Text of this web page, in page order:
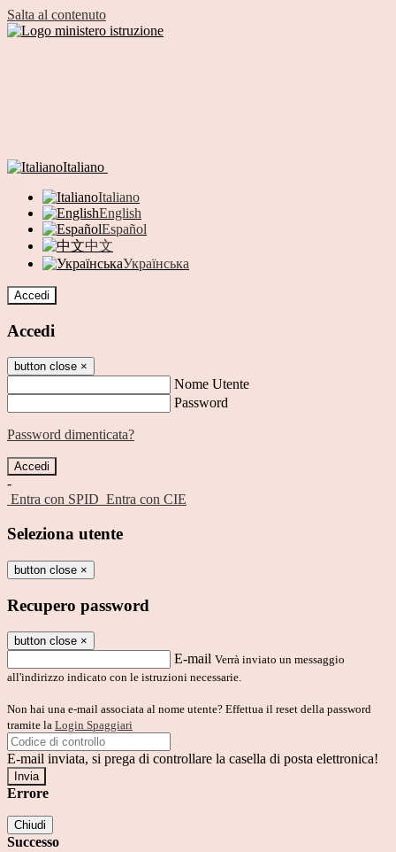
Salta al contenuto
Italiano
Italiano
English
Español
中文
Українська
Accedi
Accedi
button close ×
Nome Utente
Password
Password dimenticata?
-
Entra con SPID Entra con CIE
Seleziona utente
button close ×
Recupero password
button close ×
E-mail Verrà inviato un messaggio
all'indirizzo indicato con le istruzioni necessarie.
Non hai una e-mail associata al nome utente? Effettua il reset della password
tramite la Login Spaggiari
E-mail inviata, si prega di controllare la casella di posta elettronica!
Errore
Chiudi
Successo